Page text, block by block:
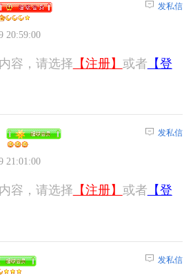
20:59:00
发私信
容，请选择 【注册】 或者 【登
21:01:00
发私信
容，请选择 【注册】 或者 【登
发私信